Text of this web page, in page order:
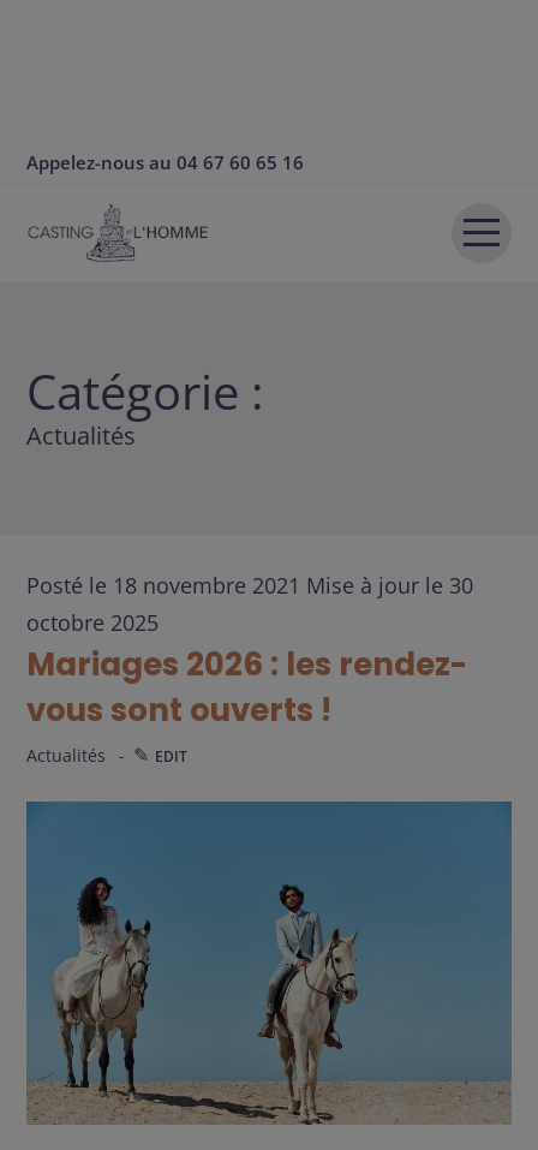
Appelez-nous au 04 67 60 65 16
Prêt-à-porter
Contact / Agenda
Catégorie :
Actualités
Posté le 18 novembre 2021 Mise à jour le 30
octobre 2025
Mariages 2026 : les rendez-
vous sont ouverts !
Actualités EDIT